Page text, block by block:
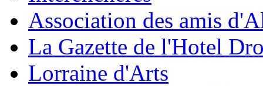
Association des amis
La Gazette de l'Hotel
Lorraine d'Arts